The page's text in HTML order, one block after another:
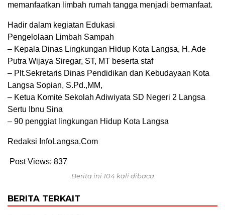
memanfaatkan limbah rumah tangga menjadi bermanfaat.
Hadir dalam kegiatan Edukasi
Pengelolaan Limbah Sampah
– Kepala Dinas Lingkungan Hidup Kota Langsa, H. Ade
Putra Wijaya Siregar, ST, MT beserta staf
– Plt.Sekretaris Dinas Pendidikan dan Kebudayaan Kota
Langsa Sopian, S.Pd.,MM,
– Ketua Komite Sekolah Adiwiyata SD Negeri 2 Langsa
Sertu Ibnu Sina
– 90 penggiat lingkungan Hidup Kota Langsa
Redaksi InfoLangsa.Com
Post Views: 837
Berita ini 104 kali dibaca
BERITA TERKAIT